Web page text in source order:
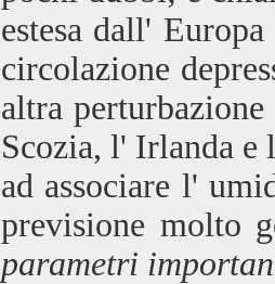
estesa dall'
circolazione
altra
Scozia, l' Irlanda e
ad associare l'
previsione molto
parametri